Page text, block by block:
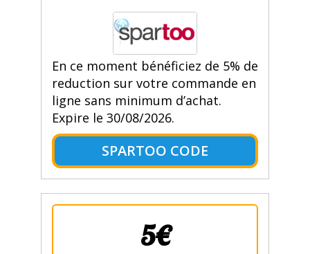
En ce moment bénéficiez de 5% de
reduction sur votre commande en
ligne sans minimum d’achat.
Expire le 30/08/2026.
SPARTOO CODE
5€